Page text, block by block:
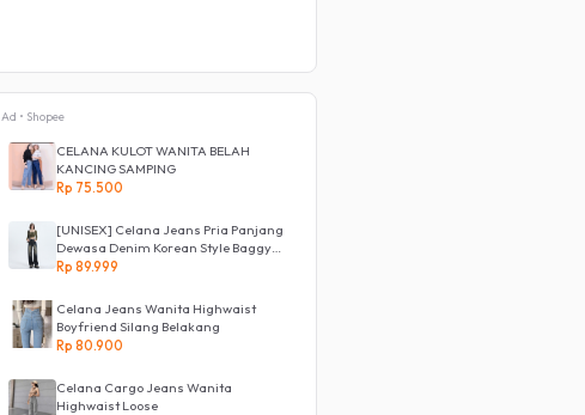
Ad • Shopee
CELANA KULOT WANITA BELAH
KANCING SAMPING
Rp 75.500
[UNISEX] Celana Jeans Pria Panjang
Dewasa Denim Korean Style Baggy
Pants Jeans HighWaist Murah
Rp 89.999
Celana Jeans Wanita Highwaist
Boyfriend Silang Belakang
Rp 80.900
Celana Cargo Jeans Wanita
Highwaist Loose